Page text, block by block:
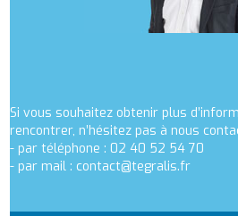
Si vous souhaitez obtenir plus
rencontrer, n’hésitez pas à nous
- par téléphone : 02 40 52 54 70
- par mail : contact@tegralis.fr